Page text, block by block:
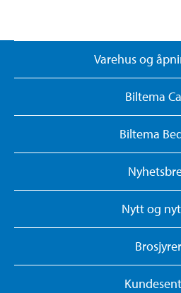
Varehus og
Biltema
Biltema
Nytt og
Brosjyrer